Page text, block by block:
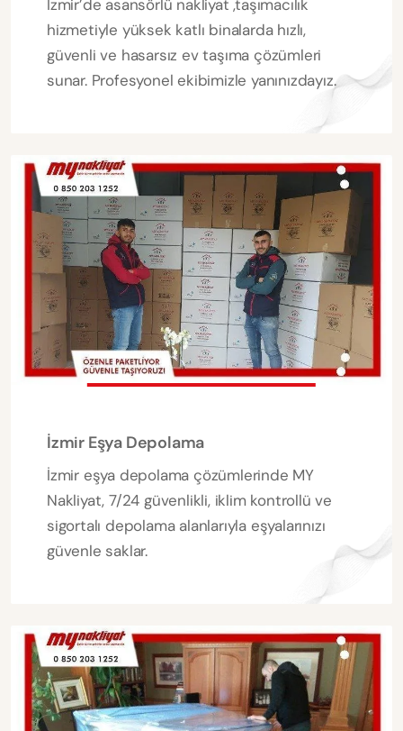
İzmir’de asansörlü nakliyat ,taşımacılık
hizmetiyle yüksek katlı binalarda hızlı,
güvenli ve hasarsız ev taşıma çözümleri
sunar. Profesyonel ekibimizle yanınızdayız.
İzmir Eşya Depolama
İzmir eşya depolama çözümlerinde MY
Nakliyat, 7/24 güvenlikli, iklim kontrollü ve
sigortalı depolama alanlarıyla eşyalarınızı
güvenle saklar.